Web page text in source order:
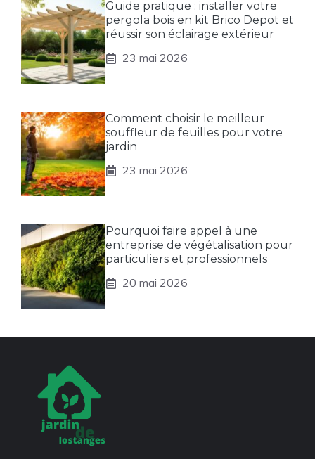
Guide pratique : installer votre
pergola bois en kit Brico Depot et
réussir son éclairage extérieur
23 mai 2026
Comment choisir le meilleur
souffleur de feuilles pour votre
jardin
23 mai 2026
Pourquoi faire appel à une
entreprise de végétalisation pour
particuliers et professionnels
20 mai 2026